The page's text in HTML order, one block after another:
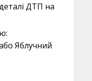
ДТП на
Яблучний